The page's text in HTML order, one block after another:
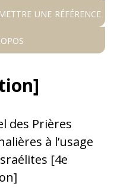
une référence
des Prières
à l’usage
[4e